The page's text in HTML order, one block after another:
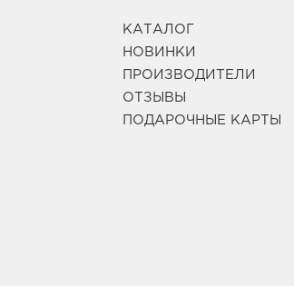
КАТАЛОГ
НОВИНКИ
ПРОИЗВОДИТЕЛИ
ОТЗЫВЫ
ПОДАРОЧНЫЕ КАРТЫ